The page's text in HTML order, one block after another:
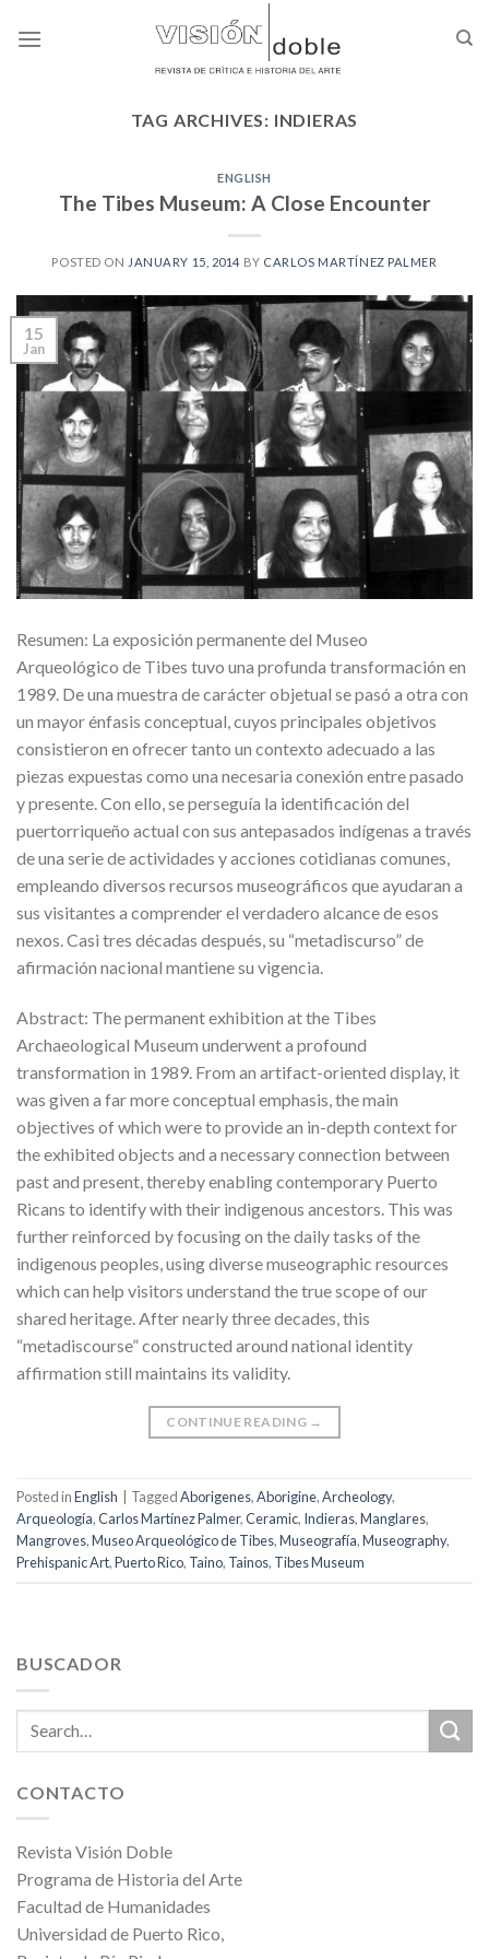
TAG ARCHIVES: INDIERAS
ENGLISH
The Tibes Museum: A Close Encounter
POSTED ON JANUARY 15, 2014 BY CARLOS MARTÍNEZ PALMER
15
Jan
Resumen: La exposición permanente del Museo
Arqueológico de Tibes tuvo una profunda transformación en
1989. De una muestra de carácter objetual se pasó a otra con
un mayor énfasis conceptual, cuyos principales objetivos
consistieron en ofrecer tanto un contexto adecuado a las
piezas expuestas como una necesaria conexión entre pasado
y presente. Con ello, se perseguía la identificación del
puertorriqueño actual con sus antepasados indígenas a través
de una serie de actividades y acciones cotidianas comunes,
empleando diversos recursos museográficos que ayudaran a
sus visitantes a comprender el verdadero alcance de esos
nexos. Casi tres décadas después, su “metadiscurso” de
afirmación nacional mantiene su vigencia.
Abstract: The permanent exhibition at the Tibes
Archaeological Museum underwent a profound
transformation in 1989. From an artifact-oriented display, it
was given a far more conceptual emphasis, the main
objectives of which were to provide an in-depth context for
the exhibited objects and a necessary connection between
past and present, thereby enabling contemporary Puerto
Ricans to identify with their indigenous ancestors. This was
further reinforced by focusing on the daily tasks of the
indigenous peoples, using diverse museographic resources
which can help visitors understand the true scope of our
shared heritage. After nearly three decades, this
“metadiscourse” constructed around national identity
affirmation still maintains its validity.
CONTINUE READING →
Posted inEnglish TaggedAborigenes,Aborigine,Archeology,
Arqueología,Carlos Martínez Palmer,Ceramic, Indieras,Manglares,
Mangroves,Museo Arqueológico de Tibes,Museografía,Museography,
Prehispanic Art,Puerto Rico, Taino, Tainos, Tibes Museum
BUSCADOR
CONTACTO
Revista Visión Doble
Programa de Historia del Arte
Facultad de Humanidades
Universidad de Puerto Rico,